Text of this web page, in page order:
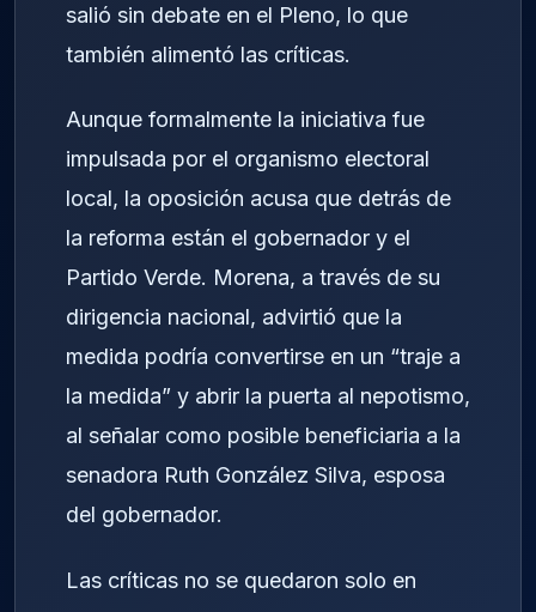
salió sin debate en el Pleno, lo que
también alimentó las críticas.
Aunque formalmente la iniciativa fue
impulsada por el organismo electoral
local, la oposición acusa que detrás de
la reforma están el gobernador y el
Partido Verde. Morena, a través de su
dirigencia nacional, advirtió que la
medida podría convertirse en un “traje a
la medida” y abrir la puerta al nepotismo,
al señalar como posible beneficiaria a la
senadora Ruth González Silva, esposa
del gobernador.
Las críticas no se quedaron solo en